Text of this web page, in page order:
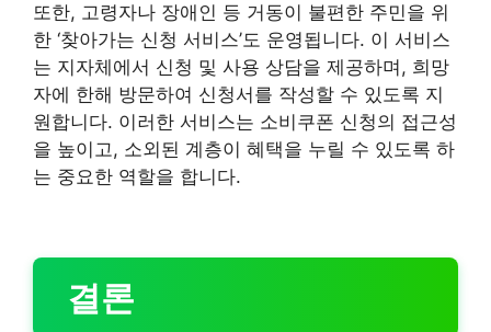
또한, 고령자나 장애인 등 거동이 불편한 주민을 위
한 ‘찾아가는 신청 서비스’도 운영됩니다. 이 서비스
는 지자체에서 신청 및 사용 상담을 제공하며, 희망
자에 한해 방문하여 신청서를 작성할 수 있도록 지
원합니다. 이러한 서비스는 소비쿠폰 신청의 접근성
을 높이고, 소외된 계층이 혜택을 누릴 수 있도록 하
는 중요한 역할을 합니다.
결론